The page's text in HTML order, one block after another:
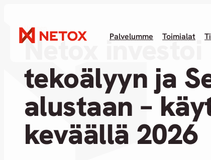
Palvelumme Toimialat
Uutinen
Netox
tekoälyyn ja
alustaan –
keväällä 2026